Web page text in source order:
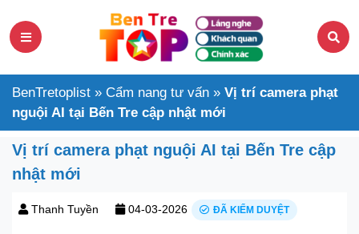
BenTretoplist » Cẩm nang tư vấn » Vị trí camera phạt
nguội AI tại Bến Tre cập nhật mới
Vị trí camera phạt nguội AI tại Bến Tre cập
nhật mới
Thanh Tuyền 04-03-2026 ĐÃ KIỂM DUYỆT